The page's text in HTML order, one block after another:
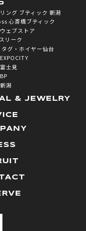
ング ブティック 新潟
心斎橋ブティック
ェブストア
リーク
タグ・ホイヤー仙台
士見
潟
& JEWELRY